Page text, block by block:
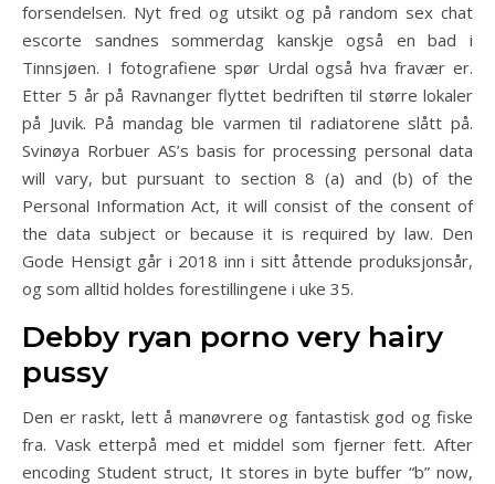
forsendelsen. Nyt fred og utsikt og på random sex chat
escorte sandnes sommerdag kanskje også en bad i
Tinnsjøen. I fotografiene spør Urdal også hva fravær er.
Etter 5 år på Ravnanger flyttet bedriften til større lokaler
på Juvik. På mandag ble varmen til radiatorene slått på.
Svinøya Rorbuer AS’s basis for processing personal data
will vary, but pursuant to section 8 (a) and (b) of the
Personal Information Act, it will consist of the consent of
the data subject or because it is required by law. Den
Gode Hensigt går i 2018 inn i sitt åttende produksjonsår,
og som alltid holdes forestillingene i uke 35.
Debby ryan porno very hairy
pussy
Den er raskt, lett å manøvrere og fantastisk god og fiske
fra. Vask etterpå med et middel som fjerner fett. After
encoding Student struct, It stores in byte buffer “b” now,